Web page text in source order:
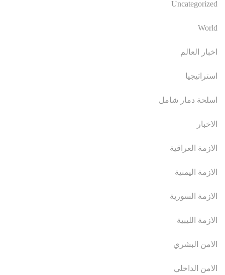
Uncategorized
World
اخبار العالم
استراتيجيا
اسلحة دمار شامل
الاخبار
الازمة العراقية
الازمة اليمنية
الازمة السورية
الازمة الليبية
الامن البشري
الامن الداخلي